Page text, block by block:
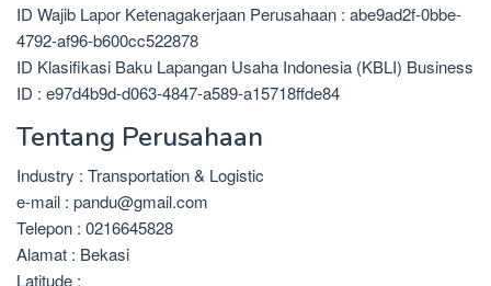
ID Wajib Lapor Ketenagakerjaan Perusahaan : abe9ad2f-0bbe-
4792-af96-b600cc522878
ID Klasifikasi Baku Lapangan Usaha Indonesia (KBLI) Business
ID : e97d4b9d-d063-4847-a589-a15718ffde84
Tentang Perusahaan
Industry : Transportation & Logistic
e-mail : pandu@gmail.com
Telepon : 0216645828
Alamat : Bekasi
Latitude :